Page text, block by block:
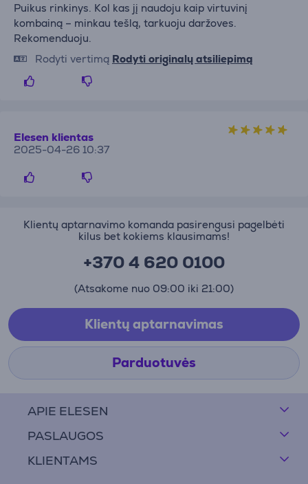
Puikus rinkinys. Kol kas jį naudoju kaip virtuvinį
kombainą – minkau tešlą, tarkuoju daržoves.
Rekomenduoju.
Rodyti vertimą Rodyti originalų atsiliepimą
Elesen klientas
2025-04-26 10:37
APIE ELESEN
PASLAUGOS
KLIENTAMS
Klientų aptarnavimo komanda pasirengusi pagelbėti
kilus bet kokiems klausimams!
+370 4 620 0100
(Atsakome nuo 09:00 iki 21:00)
Klientų aptarnavimas
Parduotuvės